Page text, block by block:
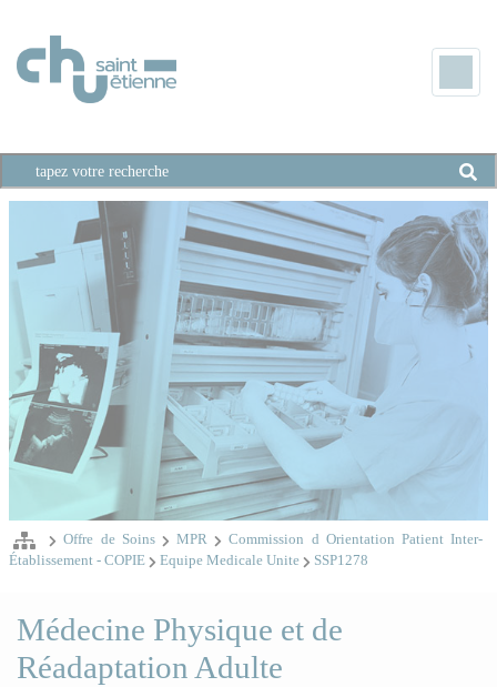
Offre de Soins MPR
Commission d Orientation Patient Inter-
Établissement - COPIE
Equipe Medicale Unite SSP1278
Médecine Physique et de
Réadaptation Adulte